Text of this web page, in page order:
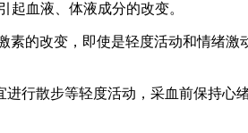
血液、体液成分的改变。
改变，即使是轻度活动和情绪激
散步等轻度活动，采血前保持心绪